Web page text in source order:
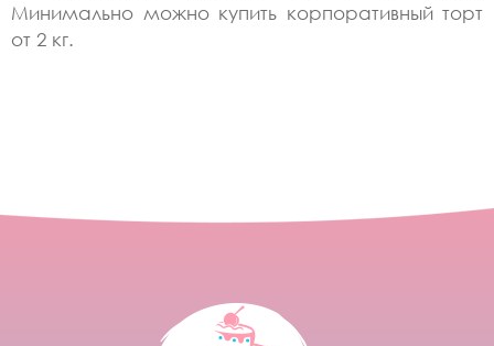
Минимально можно купить корпоративный торт
от 2 кг.